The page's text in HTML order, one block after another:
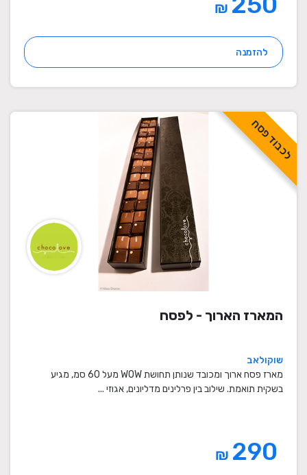
₪
להזמנה
לכבוד פסח
המארז הארוך - לפסח
שוקולאב
מארז פסח ארוך ומכובד שנותן תחושת WOW מעל 60 סמ, מגיע
בשקית תואמת. שילוב בין פרלינים מדליונים, אגוזי ...
₪